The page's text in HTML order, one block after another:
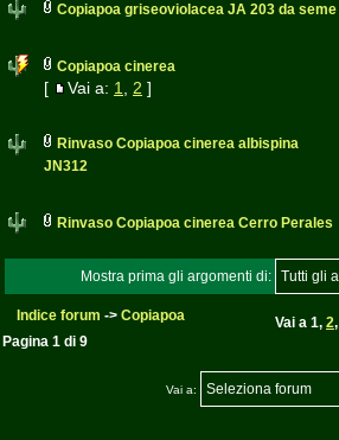
Copiapoa griseoviolacea JA 203 da seme
Copiapoa cinerea
[ Vai a: 1 2 ]
Rinvaso Copiapoa cinerea albispina
JN312
Rinvaso Copiapoa cinerea Cerro Perales
Mostra prima gli argomenti di:
Indice forum -> Copiapoa Vai a 1, 2,
Pagina 1 di 9
Vai a: